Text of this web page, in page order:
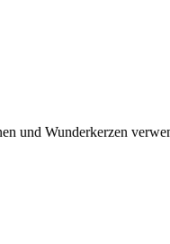
und Wunderkerzen